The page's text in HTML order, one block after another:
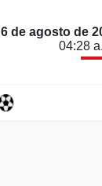
6 de agosto de
04:28